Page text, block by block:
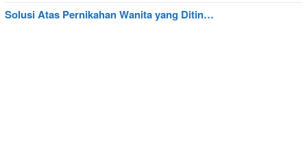
Solusi Atas Pernikahan Wanita yang Ditin…